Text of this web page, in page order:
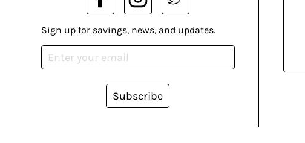
Sign up for savings, news, and updates.
Subscribe